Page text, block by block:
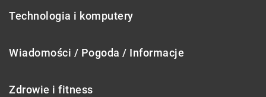
Technologia i komputery
Wiadomości / Pogoda / Informacje
Zdrowie i fitness